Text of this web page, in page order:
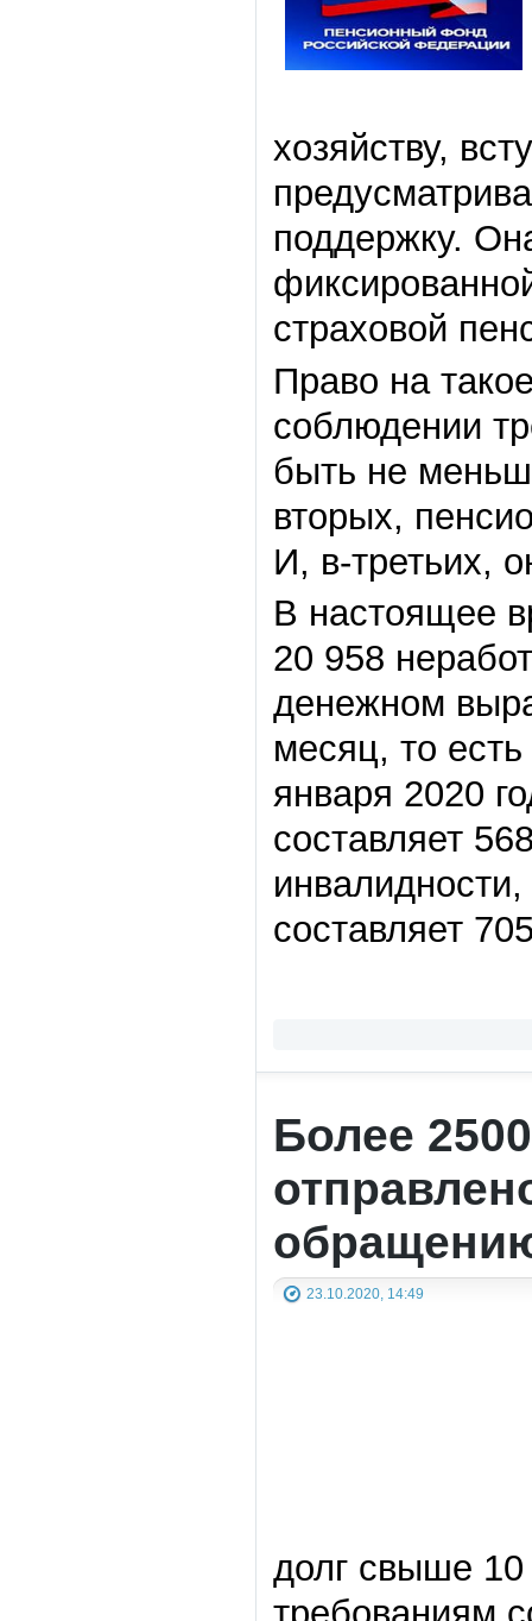
хозяйству,
поддержку.
страховой
Право на
соблюдении
быть не
вторых,
И, в-третьих,
В настоящее
20 958
денежном
месяц, то
января 2020
составляет
составляет
Более
23.10.2020, 14:49
долг свыше